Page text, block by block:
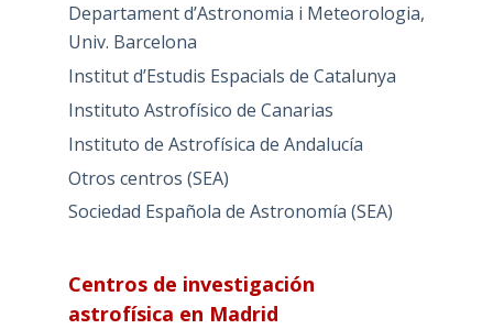
Departament d’Astronomia i Meteorologia,
Univ. Barcelona
Institut d’Estudis Espacials de Catalunya
Instituto Astrofísico de Canarias
Instituto de Astrofísica de Andalucía
Otros centros (SEA)
Sociedad Española de Astronomía (SEA)
Centros de investigación
astrofísica en Madrid